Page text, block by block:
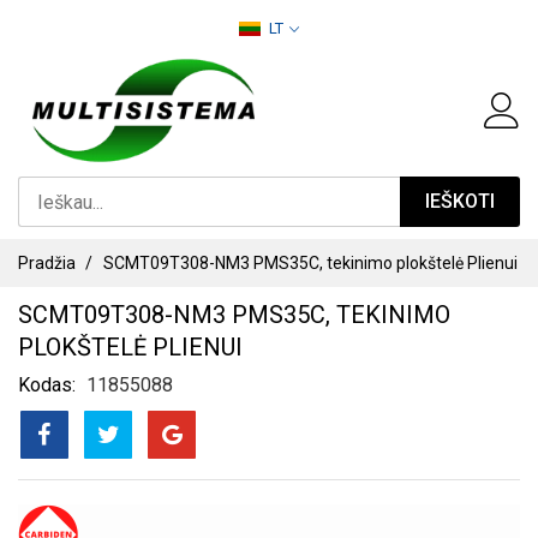
LT
IEŠKOTI
Pradžia SCMT09T308-NM3 PMS35C, tekinimo plokštelė Plienui
SCMT09T308-NM3 PMS35C, TEKINIMO
PLOKŠTELĖ PLIENUI
Kodas 11855088
PEREITI